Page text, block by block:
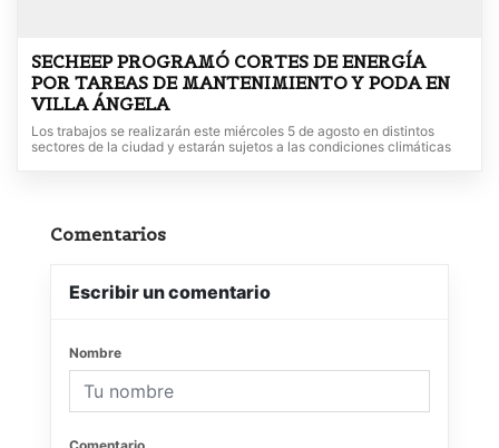
SECHEEP PROGRAMÓ CORTES DE ENERGÍA
POR TAREAS DE MANTENIMIENTO Y PODA EN
VILLA ÁNGELA
Los trabajos se realizarán este miércoles 5 de agosto en distintos
sectores de la ciudad y estarán sujetos a las condiciones climáticas
Comentarios
Escribir un comentario
Nombre